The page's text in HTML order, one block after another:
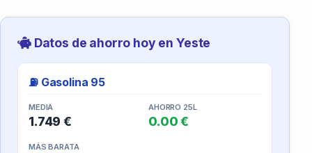
Datos de ahorro hoy en Yeste
⛽ Gasolina 95
MEDIA
1.749 €
AHORRO 25L
0.00 €
MÁS BARATA